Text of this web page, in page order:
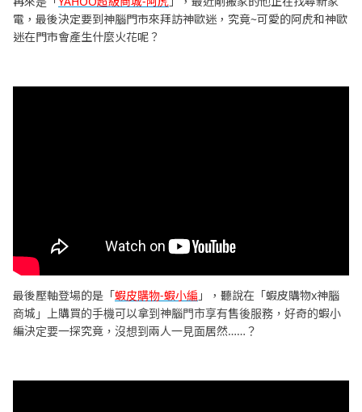
電，最後決定要到神腦門市來拜訪神歐迷，究竟~可愛的阿虎和神歐
迷在門市會產生什麼火花呢？
最後壓軸登場的是「蝦皮購物-蝦小編 」，聽說在「蝦皮購物x神腦
商城」上購買的手機可以拿到神腦門市享有售後服務，好奇的蝦小
編決定要一探究竟，沒想到兩人一見面居然……？